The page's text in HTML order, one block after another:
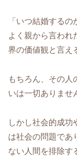
「いつ結婚する
よく親から言われ
界の価値観と言え
もちろん、その人
いは一切ありませ
しかし社会的成功
は社会の問題であ
ない人間を排除す